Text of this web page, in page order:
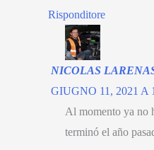
Risponditore
NICOLAS
GIUGNO 11, 2021 A
Al momento ya no
terminó el año